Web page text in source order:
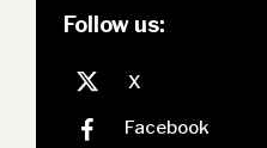
Follow us: